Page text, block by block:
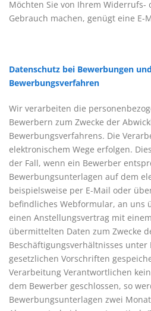
Möchten Sie von Ihrem
Gebrauch machen, genügt eine E-
Datenschutz bei Bewerbungen
Bewerbungsverfahren
Wir verarbeiten die
Bewerbern zum Zwecke der
Bewerbungsverfahrens. Die
elektronischem Wege erfolgen.
der Fall, wenn ein Bewerber
Bewerbungsunterlagen auf dem
beispielsweise per E-Mail oder
befindliches Webformular, an uns
einen Anstellungsvertrag mit
übermittelten Daten zum Zwecke
Beschäftigungsverhältnisses unter
gesetzlichen Vorschriften
Verarbeitung Verantwortlichen
dem Bewerber geschlossen, so
Bewerbungsunterlagen zwei